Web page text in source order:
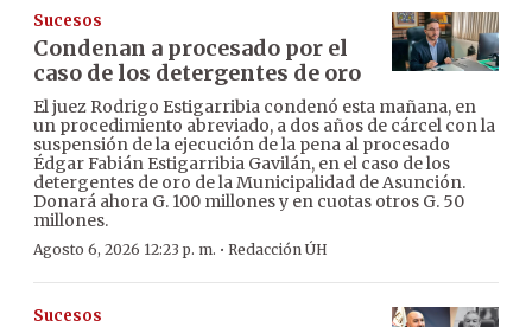
Sucesos
Condenan a procesado por el
caso de los detergentes de oro
El juez Rodrigo Estigarribia condenó esta mañana, en
un procedimiento abreviado, a dos años de cárcel con la
suspensión de la ejecución de la pena al procesado
Édgar Fabián Estigarribia Gavilán, en el caso de los
detergentes de oro de la Municipalidad de Asunción.
Donará ahora G. 100 millones y en cuotas otros G. 50
millones.
Agosto 6, 2026 12:23 p. m. · Redacción ÚH
Sucesos